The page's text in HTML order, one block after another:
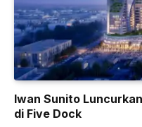
Iwan Sunito
di Five Dock